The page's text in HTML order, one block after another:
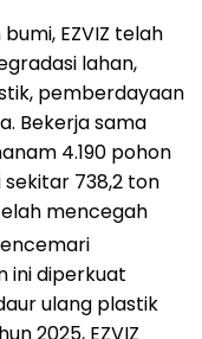
EZVIZ telah
lahan,
pemberdayaan
Bekerja sama
4.190 pohon
738,2 ton
mencegah
ini diperkuat
ulang plastik